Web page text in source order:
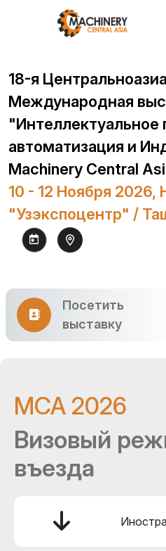
18-я
Международная
"Интеллектуальное
автоматизация и
Machinery Central
10 - 12 Ноября 2026,
"Узэкспоцентр" /
Посетить
выставку
MCA 2026
Визовый
въезда